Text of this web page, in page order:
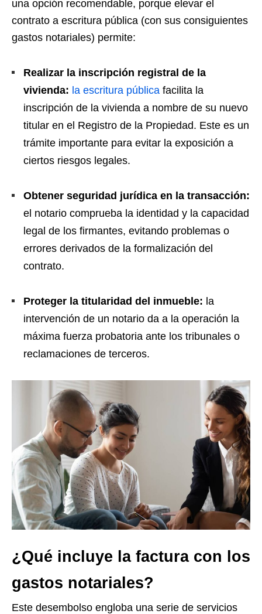
una opción recomendable, porque elevar el
contrato a escritura pública (con sus consiguientes
gastos notariales) permite:
Realizar la inscripción registral de la
vivienda: la escritura pública facilita la
inscripción de la vivienda a nombre de su nuevo
titular en el Registro de la Propiedad. Este es un
trámite importante para evitar la exposición a
ciertos riesgos legales.
Obtener seguridad jurídica en la transacción:
el notario comprueba la identidad y la capacidad
legal de los firmantes, evitando problemas o
errores derivados de la formalización del
contrato.
Proteger la titularidad del inmueble: la
intervención de un notario da a la operación la
máxima fuerza probatoria ante los tribunales o
reclamaciones de terceros.
¿Qué incluye la factura con los
gastos notariales?
Este desembolso engloba una serie de servicios